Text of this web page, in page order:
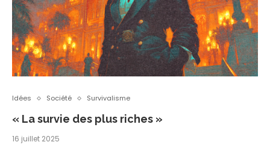
Idées Société Survivalisme
« La survie des plus riches »
16 juillet 2025